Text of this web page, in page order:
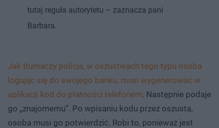
tutaj reguła autorytetu – zaznacza pani
Barbara.
Jak tłumaczy policja, w oszustwach tego typu osoba
logując się do swojego banku, musi wygenerować w
aplikacji kod do płatności telefonem. Następnie podaje
go „znajomemu”. Po wpisaniu kodu przez oszusta,
osoba musi go potwierdzić. Robi to, ponieważ jest